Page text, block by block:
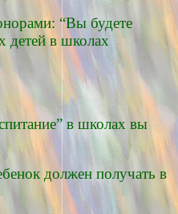
“Вы будете
детей в школах
в школах вы
должен получать в